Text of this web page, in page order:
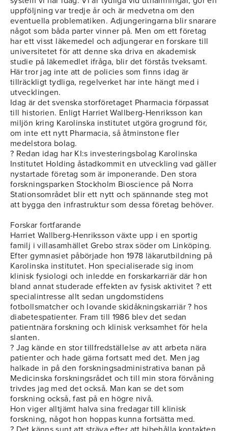
uppföljning var tredje år och är medvetna om den
eventuella problematiken. Adjungeringarna blir snarare
något som båda parter vinner på. Men om ett företag
har ett visst läkemedel och adjungerar en forskare till
universitetet för att denne ska driva en akademisk
studie på läkemedlet ifråga, blir det förstås tveksamt.
Här tror jag inte att de policies som finns idag är
tillräckligt tydliga, regelverket har inte hängt med i
utvecklingen.
Idag är det svenska storföretaget Pharmacia förpassat
till historien. Enligt Harriet Wallberg-Henriksson kan
miljön kring Karolinska institutet utgöra grogrund för,
om inte ett nytt Pharmacia, så åtminstone fler
medelstora bolag.
? Redan idag har KI:s investeringsbolag Karolinska
Institutet Holding åstadkommit en utveckling vad gäller
nystartade företag som är imponerande. Den stora
forskningsparken Stockholm Bioscience på Norra
Stationsområdet blir ett nytt och spännande steg mot
att bygga den infrastruktur som dessa företag behöver.
Forskar fortfarande
Harriet Wallberg-Henriksson växte upp i en sportig
familj i villasamhället Grebo strax söder om Linköping.
Efter gymnasiet påbörjade hon 1978 läkarutbildning på
Karolinska institutet. Hon specialiserade sig inom
klinisk fysiologi och inledde en forskarkarriär där hon
bland annat studerade effekten av fysisk aktivitet ? ett
specialintresse allt sedan ungdomstidens
fotbollsmatcher och lovande skidåkningskarriär ? hos
diabetespatienter. Fram till 1986 blev det sedan
patientnära forskning och klinisk verksamhet för hela
slanten.
? Jag kände en stor tillfredställelse av att arbeta nära
patienter och hade gärna fortsatt med det. Men jag
halkade in på den forskningsadministrativa banan på
Medicinska forskningsrådet och till min stora förvåning
trivdes jag med det också. Man kan se det som
forskning också, fast på en högre nivå.
Hon viger alltjämt halva sina fredagar till klinisk
forskning, något hon hoppas kunna fortsätta med.